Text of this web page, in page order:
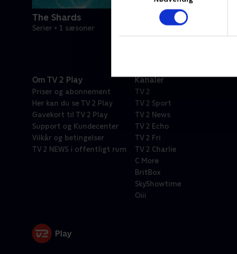
The Shards
Serier • 1 sæsoner
Om TV 2 Play
Priser og abonnement
Her kan du se TV 2 Play
Gavekort til TV 2 Play
Support og Kundecenter
Vilkår og betingelser
TV 2 NEWS i offentligt rum
Kanaler
TV 2
TV 2 Sport
TV 2 News
TV 2 Echo
TV 2 Fri
TV 2 Charlie
C More
BritBox
SkyShowtime
Oiii